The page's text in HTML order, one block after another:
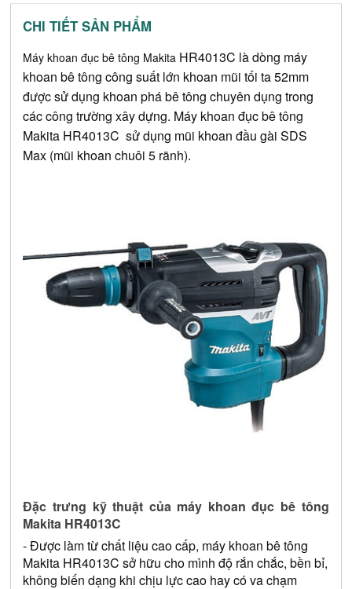
CHI TIẾT SẢN PHẨM
Máy khoan đục bê tông Makita HR4013C là dòng máy
khoan bê tông công suất lớn khoan mũi tối ta 52mm
được sử dụng khoan phá bê tông chuyên dụng trong
các công trường xây dựng. Máy khoan đục bê tông
Makita HR4013C sử dụng mũi khoan đầu gài SDS
Max (mũi khoan chuôi 5 rãnh).
Đặc trưng kỹ thuật của máy khoan đục bê tông
Makita HR4013C
- Được làm từ chất liệu cao cấp, máy khoan bê tông
Makita HR4013C sở hữu cho mình độ rắn chắc, bền bỉ,
không biến dạng khi chịu lực cao hay có va chạm